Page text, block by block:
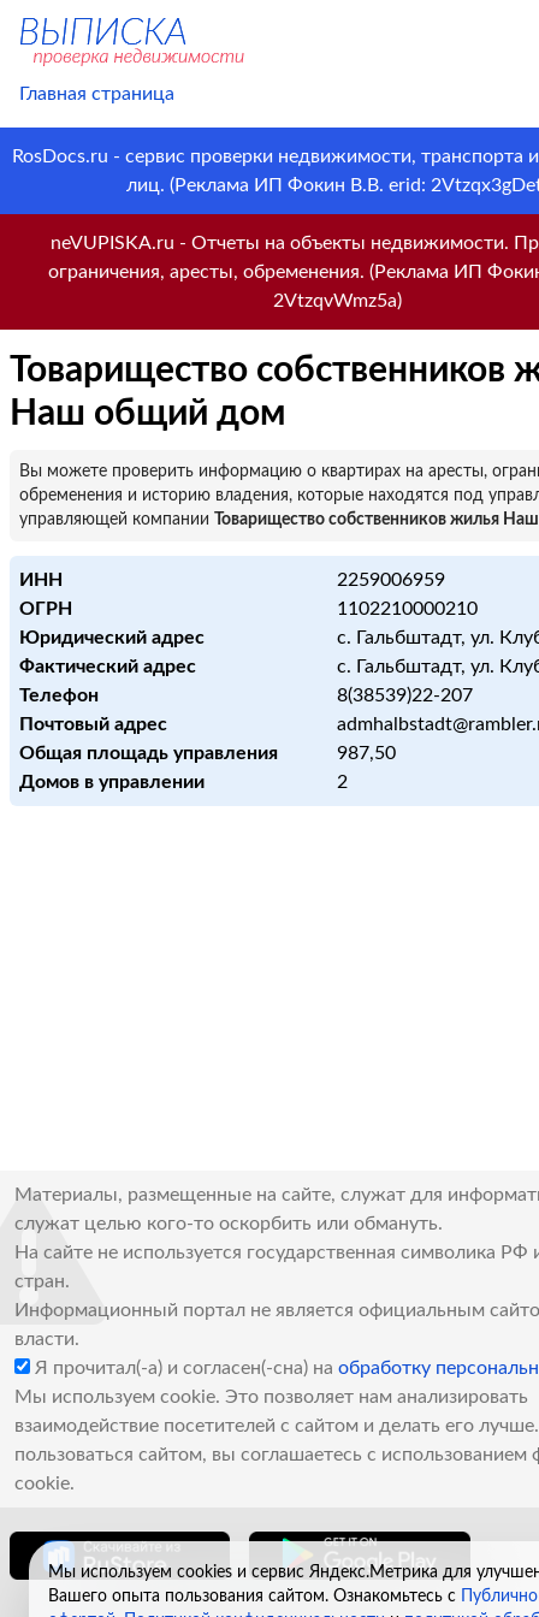
Главная страница
RosDocs.ru - сервис проверки недвижимости, транспорта
лиц. (Реклама ИП Фокин В.В. erid:
neVUPISKA.ru - Отчеты на объекты недвижимости.
ограничения, аресты, обременения. (Реклама ИП
2VtzqvWmz5a)
Товарищество собственников
Наш общий дом
Вы можете проверить информацию о квартирах на аресты,
обременения и историю владения, которые находятся под
управляющей компании
Товарищество собственников жилья
ИНН
2259006959
ОГРН
1102210000210
Юридический адрес
с. Гальбштадт, ул.
Фактический адрес
с. Гальбштадт, ул.
Телефон
8(38539)22-207
Почтовый адрес
Общая площадь управления
987,50
Домов в управлении
2
Материалы, размещенные на сайте, служат для
служат целью кого-то оскорбить или обмануть.
На сайте не используется государственная символика РФ
стран.
Информационный портал не является официальным
власти.
Я прочитал(-а) и согласен(-сна) на обработку
Мы используем cookie. Это позволяет нам анализировать
взаимодействие посетителей с сайтом и делать его
пользоваться сайтом, вы соглашаетесь с использованием
cookie.
Мы используем cookies и сервис Яндекс.Метрика для
Вашего опыта пользования сайтом. Ознакомьтесь с